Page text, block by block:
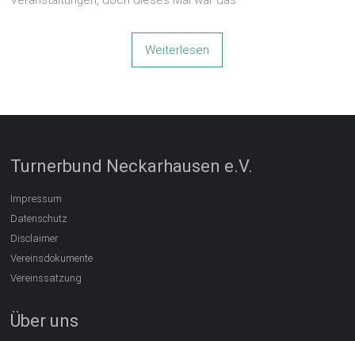
Weiterlesen
Turnerbund Neckarhausen e.V.
Impressum
Datenschutz
Disclaimer
Vereinsdokumente
Vereinssatzung
Über uns